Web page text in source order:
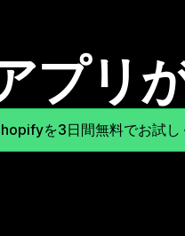
プリ
を3日間無料でお試し